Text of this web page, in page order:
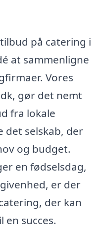
på catering i
at sammenligne
Vores
gør det nemt
fra lokale
det selskab, der
og budget.
en fødselsdag,
er der
der kan
succes.